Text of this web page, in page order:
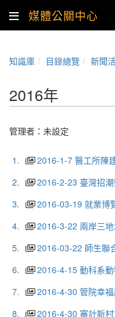
媒體公關中心
知識庫 目錄總覽 新聞
2016年
管理者：未設定
1.
2016-1-7 醫工所陳
2.
2016-2-23 臺灣招
3.
2016-03-19 就業博
4.
2016-3-22 兩岸三
5.
2016-03-22 師生聯
6.
2016-4-15 動科系
7.
2016-4-30 管院幸
8.
2016-4-30 審計新